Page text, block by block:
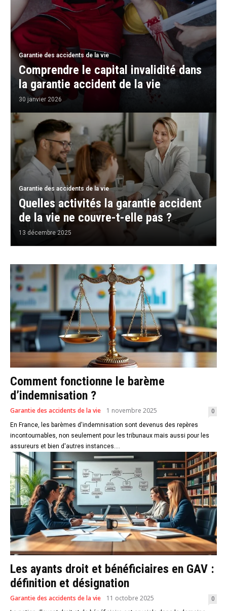
Garantie des accidents de la vie
Comprendre le capital invalidité dans
la garantie accident de la vie
30 janvier 2026
Garantie des accidents de la vie
Quelles activités la garantie accident
de la vie ne couvre-t-elle pas ?
13 décembre 2025
Comment fonctionne le barème
d’indemnisation ?
Garantie des accidents de la vie 1 novembre 2025 0
En France, les barèmes d'indemnisation sont devenus des repères
incontournables, non seulement pour les tribunaux mais aussi pour les
assureurs et bien d'autres instances....
Les ayants droit et bénéficiaires en GAV :
définition et désignation
Garantie des accidents de la vie 11 octobre 2025 0